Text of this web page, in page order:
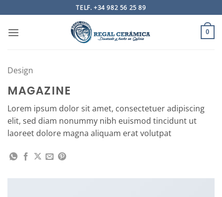
al
contenido
TELF. +34 982 56 25 89
0
Design
MAGAZINE
Lorem ipsum dolor sit amet, consectetuer adipiscing
elit, sed diam nonummy nibh euismod tincidunt ut
laoreet dolore magna aliquam erat volutpat